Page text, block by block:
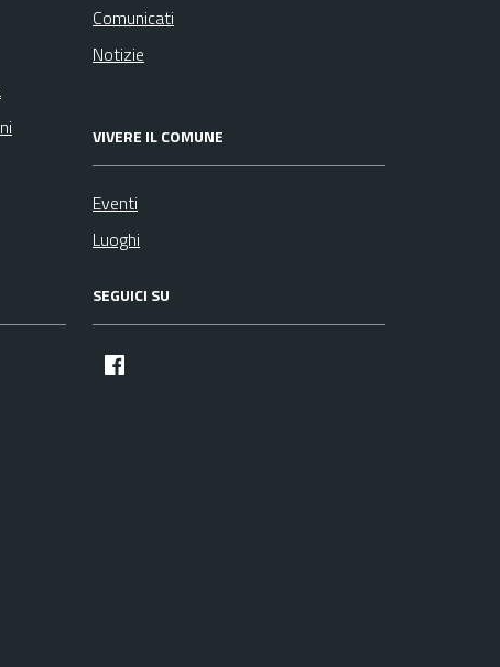
Comunicati
Notizie
VIVERE IL COMUNE
Eventi
Luoghi
SEGUICI SU